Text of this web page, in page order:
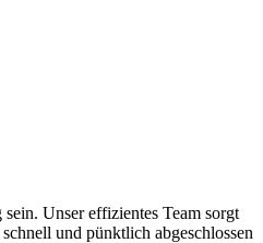
Unser effizientes Team sorgt
und pünktlich abgeschlossen